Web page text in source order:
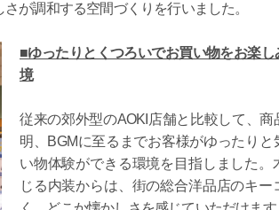
が調和する空間づくりを行いました。
■ゆったりとくつろいでお買い物をお楽
境
従来の郊外型のAOKI店舗と比較して、商
明、BGMに至るまでお客様がゆったりと
い物体験ができる環境を目指しました。
じる内装からは、街の総合洋品店のキー